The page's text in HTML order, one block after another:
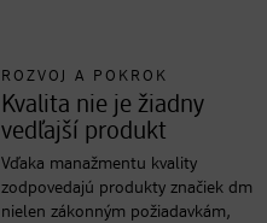
ROZVOJ A POKROK
Kvalita nie je žiadny
vedľajší produkt
Vďaka manažmentu kvality
zodpovedajú produkty značiek dm
nielen zákonným požiadavkám,